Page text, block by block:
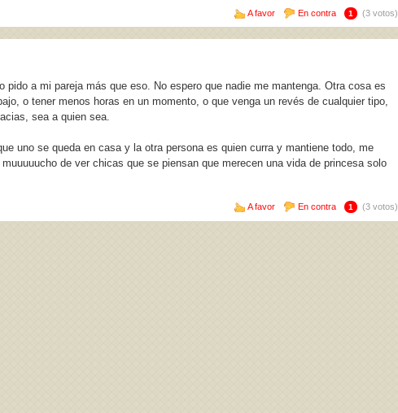
A favor En contra 1 (3 votos)
pido a mi pareja más que eso. No espero que nadie me mantenga. Otra cosa es
o tener menos horas en un momento, o que venga un revés de cualquier tipo,
sea a quien sea.
uno se queda en casa y la otra persona es quien curra y mantiene todo, me
de ver chicas que se piensan que merecen una vida de princesa solo
A favor En contra 1 (3 votos)